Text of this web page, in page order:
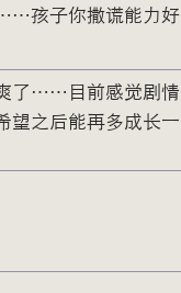
孩子你撒谎能力好
了……目前感觉剧情
望之后能再多成长一